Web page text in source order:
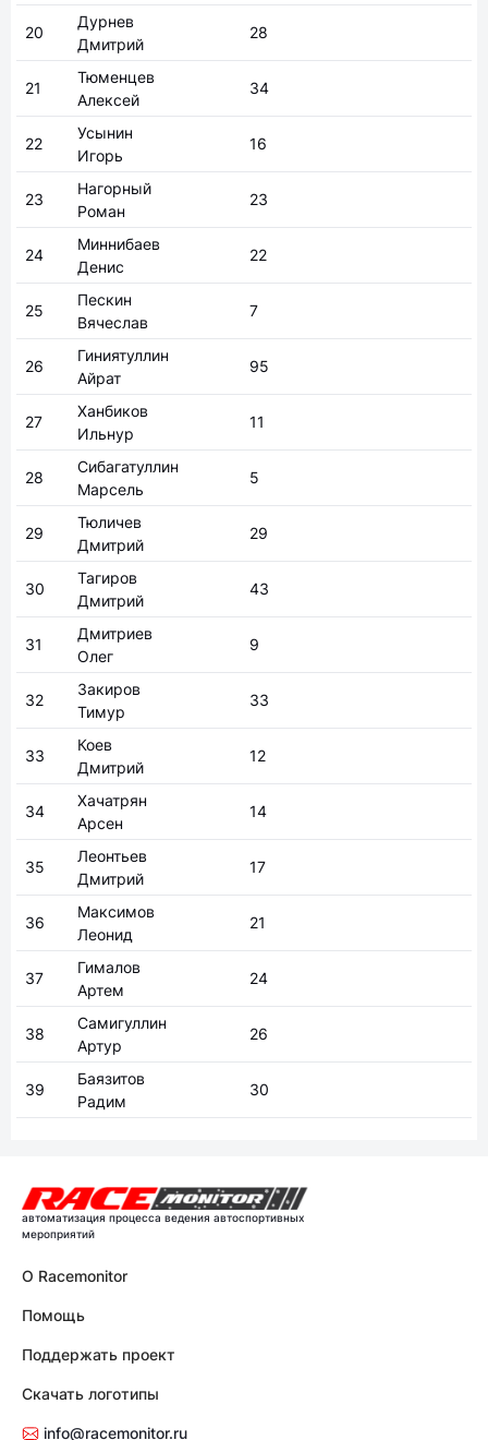
20
Дурнев
Дмитрий
28
21
Тюменцев
Алексей
34
22
Усынин
Игорь
16
23
Нагорный
Роман
23
24
Миннибаев
Денис
22
25
Пескин
Вячеслав
7
26
Гиниятуллин
Айрат
95
27
Ханбиков
Ильнур
11
28
Сибагатуллин
Марсель
5
29
Тюличев
Дмитрий
29
30
Тагиров
Дмитрий
43
31
Дмитриев
Олег
9
32
Закиров
Тимур
33
33
Коев
Дмитрий
12
34
Хачатрян
Арсен
14
35
Леонтьев
Дмитрий
17
36
Максимов
Леонид
21
37
Гималов
Артем
24
38
Самигуллин
Артур
26
39
Баязитов
Радим
30
автоматизация процесса ведения автоспортивных
мероприятий
О Racemonitor
Помощь
Поддержать проект
Скачать логотипы
info@racemonitor.ru